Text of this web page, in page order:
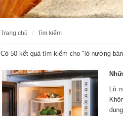
trang chủ tìm kiếm
Có 50 kết quả tìm kiếm cho " lò nướng
Lò